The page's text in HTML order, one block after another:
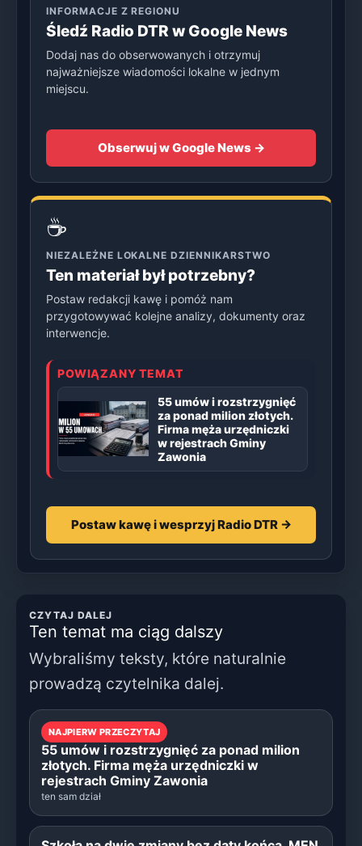
INFORMACJE Z REGIONU
Śledź Radio DTR w Google News
Dodaj nas do obserwowanych i otrzymuj
najważniejsze wiadomości lokalne w jednym
miejscu.
Obserwuj w Google News →
☕
NIEZALEŻNE LOKALNE DZIENNIKARSTWO
Ten materiał był potrzebny?
Postaw redakcji kawę i pomóż nam
przygotowywać kolejne analizy, dokumenty oraz
interwencje.
POWIĄZANY TEMAT
55 umów i rozstrzygnięć
za ponad milion złotych.
Firma męża urzędniczki
w rejestrach Gminy
Zawonia
Postaw kawę i wesprzyj Radio DTR →
CZYTAJ DALEJ
Ten temat ma ciąg dalszy
Wybraliśmy teksty, które naturalnie
prowadzą czytelnika dalej.
NAJPIERW PRZECZYTAJ
55 umów i rozstrzygnięć za ponad milion
złotych. Firma męża urzędniczki w
rejestrach Gminy Zawonia
ten sam dział